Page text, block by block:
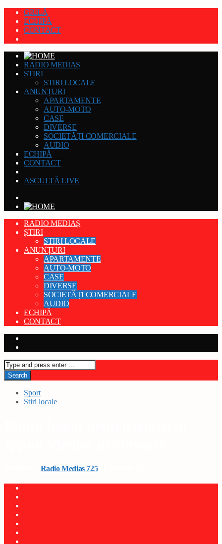
GRILĂ
ECHIPĂ
CONTACT
RADIO MEDIAȘ
ȘTIRI
STIRI LOCALE
ANUNȚURI
APARTAMENTE
AUTO-MOTO
CASE
DIVERSE
SOCIETĂȚI COMERCIALE
AUDIO
ECHIPĂ
CONTACT
ASCULTĂ LIVE
RADIO MEDIAȘ
ȘTIRI
STIRI LOCALE
ANUNȚURI
APARTAMENTE
AUTO-MOTO
CASE
DIVERSE
SOCIETĂȚI COMERCIALE
AUDIO
ECHIPĂ
CONTACT
Sport
Stiri locale
Radio Medias 725on 10 iunie 2025